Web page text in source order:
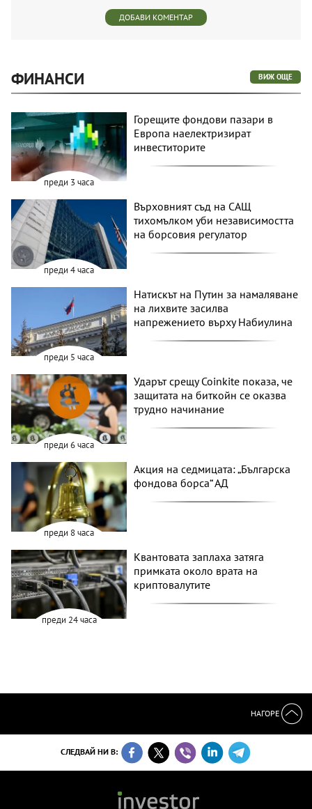
ДОБАВИ КОМЕНТАР
ФИНАНСИ ВИЖ ОЩЕ
преди 3 часа
Горещите фондови пазари в
Европа наелектризират
инвеститорите
преди 4 часа
Върховният съд на САЩ
тихомълком уби независимостта
на борсовия регулатор
преди 5 часа
Натискът на Путин за намаляване
на лихвите засилва
напрежението върху Набиулина
преди 6 часа
Ударът срещу Coinkite показа, че
защитата на биткойн се оказва
трудно начинание
преди 8 часа
Акция на седмицата: „Българска
фондова борса“ АД
преди 24 часа
Квантовата заплаха затяга
примката около врата на
криптовалутите
НАГОРЕ
СЛЕДВАЙ НИ В: